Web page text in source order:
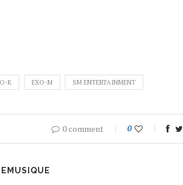
K EXO-M SM ENTERTAINMENT
0 comment 0